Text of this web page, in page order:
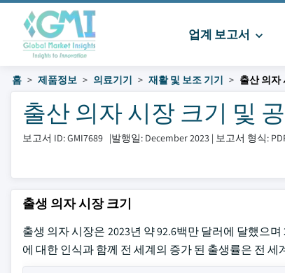
업계 보고서
홈 제품정보 의료기기 재활 및 보조 기기 출산 의자
출산 의자 시장 크기 및
보고서 ID: GMI7689 |발행일: December 2023 | 보고서 형식:
출생 의자 시장 크기
출생 의자 시장은 2023년 약 92.6백만 달러에 달했으
에 대한 인식과 함께 전 세계의 증가 된 출생률은 전